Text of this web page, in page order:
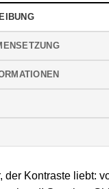
der Kontraste liebt: